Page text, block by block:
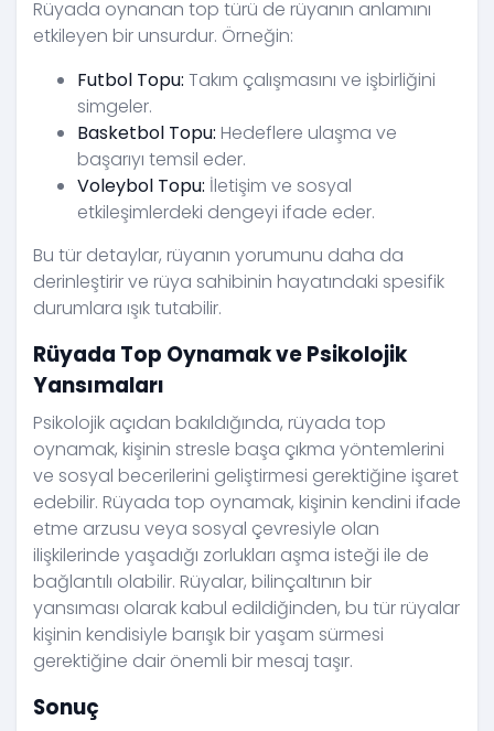
Rüyada oynanan top türü de rüyanın anlamını
etkileyen bir unsurdur. Örneğin:
Futbol Topu: Takım çalışmasını ve işbirliğini
simgeler.
Basketbol Topu: Hedeflere ulaşma ve
başarıyı temsil eder.
Voleybol Topu: İletişim ve sosyal
etkileşimlerdeki dengeyi ifade eder.
Bu tür detaylar, rüyanın yorumunu daha da
derinleştirir ve rüya sahibinin hayatındaki spesifik
durumlara ışık tutabilir.
Rüyada Top Oynamak ve Psikolojik
Yansımaları
Psikolojik açıdan bakıldığında, rüyada top
oynamak, kişinin stresle başa çıkma yöntemlerini
ve sosyal becerilerini geliştirmesi gerektiğine işaret
edebilir. Rüyada top oynamak, kişinin kendini ifade
etme arzusu veya sosyal çevresiyle olan
ilişkilerinde yaşadığı zorlukları aşma isteği ile de
bağlantılı olabilir. Rüyalar, bilinçaltının bir
yansıması olarak kabul edildiğinden, bu tür rüyalar
kişinin kendisiyle barışık bir yaşam sürmesi
gerektiğine dair önemli bir mesaj taşır.
Sonuç